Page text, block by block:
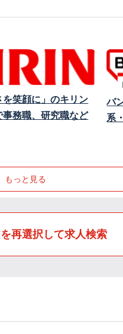
を笑顔に」のキリン
事務職、研究職など
バ
系
もっと見る
再選択して求人検索